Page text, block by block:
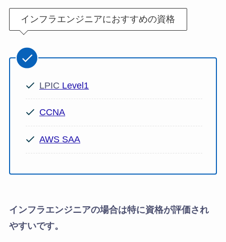
インフラエンジニアにおすすめの資格
LPIC Level1
CCNA
AWS SAA
インフラエンジニアの場合は特に資格が評価され
やすいです。